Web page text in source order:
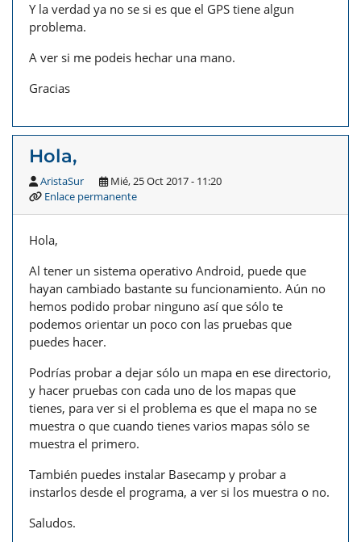
Y la verdad ya no se si es que el GPS tiene algun
problema.
A ver si me podeis hechar una mano.
Gracias
Hola,
AristaSur
Mié, 25 Oct 2017 - 11:20
Enlace permanente
Hola,
Al tener un sistema operativo Android, puede que
hayan cambiado bastante su funcionamiento. Aún no
hemos podido probar ninguno así que sólo te
podemos orientar un poco con las pruebas que
puedes hacer.
Podrías probar a dejar sólo un mapa en ese directorio,
y hacer pruebas con cada uno de los mapas que
tienes, para ver si el problema es que el mapa no se
muestra o que cuando tienes varios mapas sólo se
muestra el primero.
También puedes instalar Basecamp y probar a
instarlos desde el programa, a ver si los muestra o no.
Saludos.